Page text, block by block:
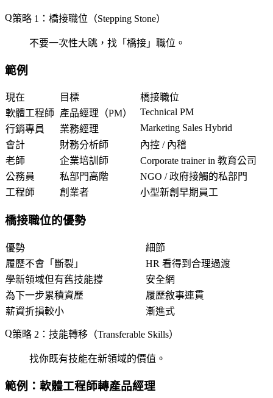
策略 1：橋接職位（Stepping Stone）
不要一次性大跳，找「橋接」職位。
範例
現在 目標
橋接職位
軟體工程師
產品經理（PM）
Technical PM
行銷專員
業務經理
Marketing Sales Hybrid
會計
財務分析師
內控 / 內稽
老師
企業培訓師
Corporate trainer in 教育公司
公務員
私部門高階
NGO / 政府接觸的私部門
工程師
創業者 小型新創早期員工
橋接職位的優勢
優勢
細節
履歷不會「斷裂」
HR 看得到合理過渡
學新領域但有舊技能撐
安全網
為下一步累積資歷
履歷敘事連貫
薪資折損較小
漸進式
策略 2：技能轉移（Transferable Skills）
找你既有技能在新領域的價值。
範例：軟體工程師轉產品經理